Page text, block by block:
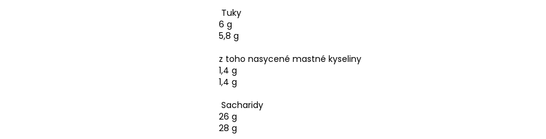
Tuky
6 g
5,8 g
z toho nasycené mastné kyseliny
1,4 g
1,4 g
Sacharidy
26 g
28 g